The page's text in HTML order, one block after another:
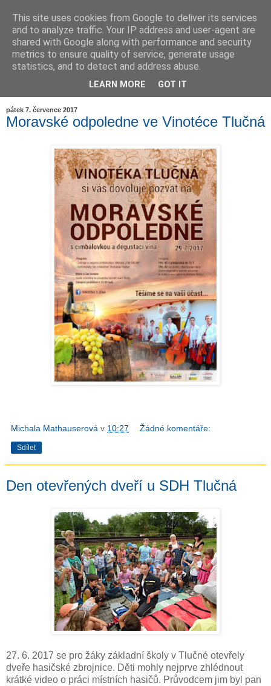
pátek 7. července 2017
Moravské odpoledne ve Vinotéce Tlučná
Michala Mathauserová v 10:27 Žádné komentáře:
Sdílet
Den otevřených dveří u SDH Tlučná
27. 6. 2017 se pro žáky základní školy v Tlučné otevřely
dveře hasičské zbrojnice. Děti mohly nejprve zhlédnout
krátké video o práci místních hasičů. Průvodcem jim byl pan
This site uses cookies from Google to deliver its services
and to analyze traffic. Your IP address and user-agent are
shared with Google along with performance and security
metrics to ensure quality of service, generate usage
statistics, and to detect and address abuse.
LEARN MORE GOT IT